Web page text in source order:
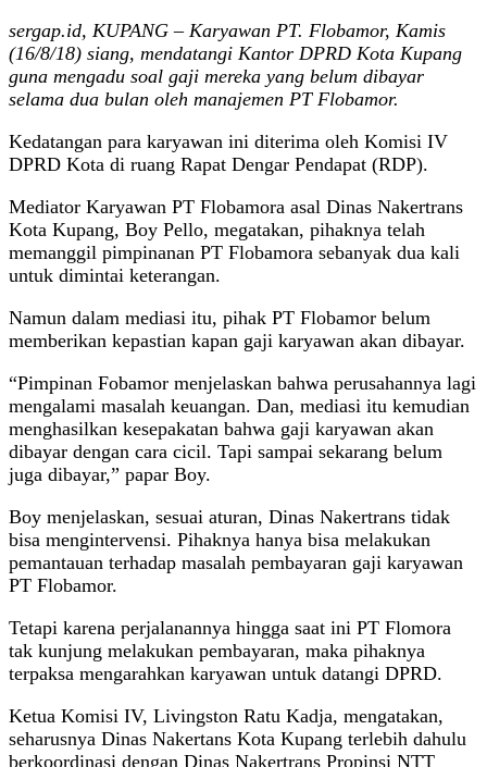
sergap.id, KUPANG – Karyawan PT. Flobamor, Kamis
(16/8/18) siang, mendatangi Kantor DPRD Kota Kupang
guna mengadu soal gaji mereka yang belum dibayar
selama dua bulan oleh manajemen PT Flobamor.
Kedatangan para karyawan ini diterima oleh Komisi IV
DPRD Kota di ruang Rapat Dengar Pendapat (RDP).
Mediator Karyawan PT Flobamora asal Dinas Nakertrans
Kota Kupang, Boy Pello, megatakan, pihaknya telah
memanggil pimpinanan PT Flobamora sebanyak dua kali
untuk dimintai keterangan.
Namun dalam mediasi itu, pihak PT Flobamor belum
memberikan kepastian kapan gaji karyawan akan dibayar.
“Pimpinan Fobamor menjelaskan bahwa perusahannya lagi
mengalami masalah keuangan. Dan, mediasi itu kemudian
menghasilkan kesepakatan bahwa gaji karyawan akan
dibayar dengan cara cicil. Tapi sampai sekarang belum
juga dibayar,” papar Boy.
Boy menjelaskan, sesuai aturan, Dinas Nakertrans tidak
bisa mengintervensi. Pihaknya hanya bisa melakukan
pemantauan terhadap masalah pembayaran gaji karyawan
PT Flobamor.
Tetapi karena perjalanannya hingga saat ini PT Flomora
tak kunjung melakukan pembayaran, maka pihaknya
terpaksa mengarahkan karyawan untuk datangi DPRD.
Ketua Komisi IV, Livingston Ratu Kadja, mengatakan,
seharusnya Dinas Nakertans Kota Kupang terlebih dahulu
berkoordinasi dengan Dinas Nakertrans Propinsi NTT